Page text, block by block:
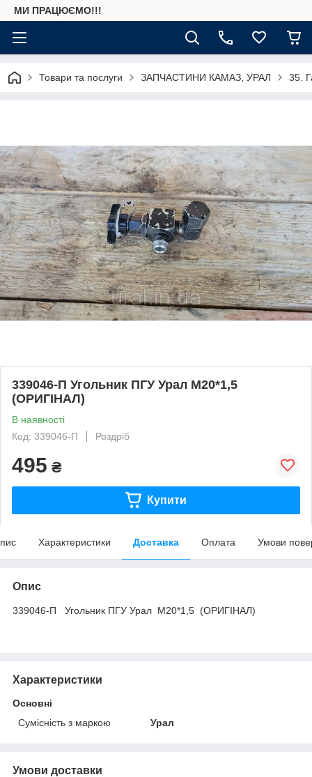
МИ ПРАЦЮЄМО!!!
Товари та послуги ЗАПЧАСТИНИ КАМАЗ, УРАЛ 35.
339046-П Угольник ПГУ Урал М20*1,5
(ОРИГІНАЛ)
В наявності
Код: 339046-П
Роздріб
495 ₴
Купити
Характеристики Доставка Оплата Умови
Опис
339046-П Угольник ПГУ Урал М20*1,5 (ОРИГІНАЛ)
Характеристики
Основні
Сумісність з маркою
Урал
Умови доставки